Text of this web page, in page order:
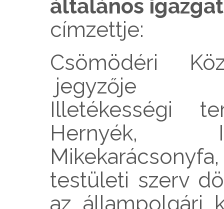
általános
címzettje:
Csömödéri
jegyzője
Illetékességi
Hernyék,
testületi szerv
az állampolgári